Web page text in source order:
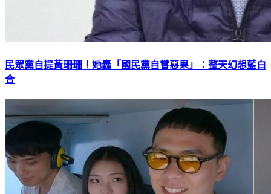
民眾黨自提黃珊珊！她轟「國民黨自嘗惡果」：整天幻想藍白
合